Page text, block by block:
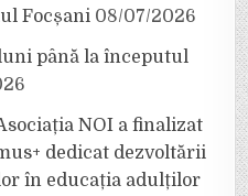
Focșani 08/07/2026
până la începutul
NOI a finalizat
dedicat dezvoltării
în educația adulților